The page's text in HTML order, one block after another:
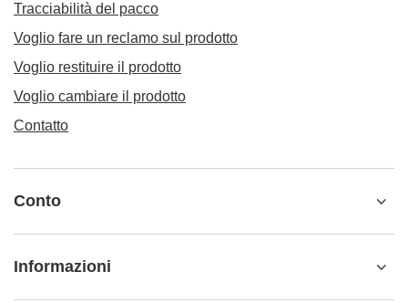
Tracciabilità del pacco
Voglio fare un reclamo sul prodotto
Voglio restituire il prodotto
Voglio cambiare il prodotto
Contatto
Conto
Informazioni